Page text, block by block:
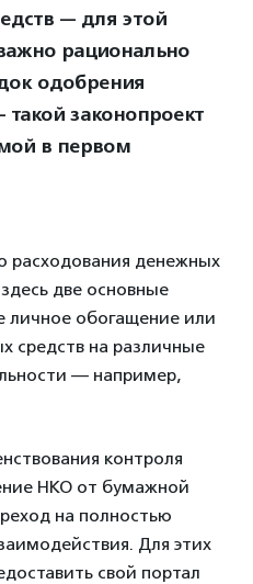
— для этой
рационально
одобрения
законопроект
в первом
расходования денежных
две основные
обогащение или
средств на различные
— например,
контроля
НКО от бумажной
на полностью
Для этих
свой портал